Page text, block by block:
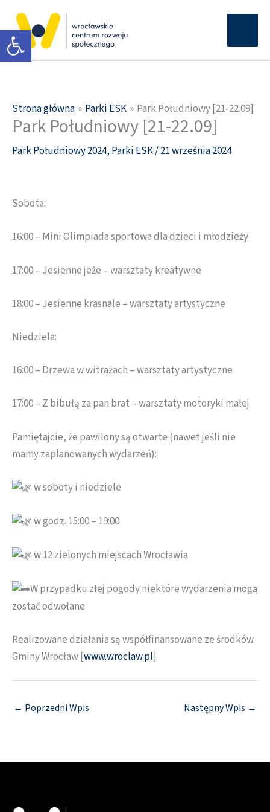
Otwórz pasek narzędzi
treści
Strona główna Parki ESK Park Południowy [21-22.09]
Park Południowy [21-22.09]
Park Południowy 2024, Parki ESK/21 września 2024
Sobota:
16:00 – Mini Olimpiada sportowa dla dzieci i młodzieży
17:00 – Jesienne jeże – warsztaty kreatywne
18:00 – Jesienne krasnale – warsztaty artystyczne
Niedziela:
16:00 – Drzewa w witrażach – warsztaty artystyczne
17:00 – Z bibułą za pan brat – warsztaty motoryki małej
Pamiętajcie, że pawilony są otwarte (nawet jeśli nie
mamy zaplanowanych wydarzeń):
w soboty i niedziele
w godz. 15:00 – 19:00
w 12 zielonych miejscach Wrocławia
W przypadku złej pogody niektóre wydarzenia mogą
zostać odwołane
Realizowane działania są współfinansowane ze środków
Gminy Wrocław [www.wroclaw.pl]
← Poprzedni Wpis Następny Wpis →